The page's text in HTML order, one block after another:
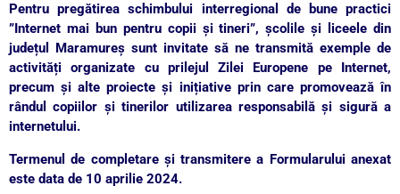
Pentru pregătirea schimbului interregional de bune practici
”Internet mai bun pentru copii și tineri”, școlile și liceele din
județul Maramureș sunt invitate să ne transmită exemple de
activități organizate cu prilejul Zilei Europene pe Internet,
precum și alte proiecte și inițiative prin care promovează în
rândul copiilor și tinerilor utilizarea responsabilă și sigură a
internetului.
Termenul de completare și transmitere a Formularului anexat
este data de 10 aprilie 2024.